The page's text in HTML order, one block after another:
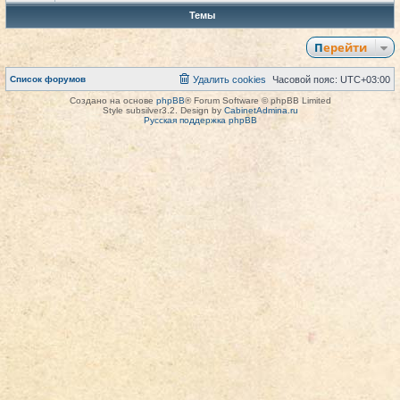
Темы
Перейти
Список форумов Часовой пояс: UTC+03:00
Удалить cookies
Создано на основе phpBB® Forum Software © phpBB Limited
Style subsilver3.2. Design by CabinetAdmina.ru
Русская поддержка phpBB